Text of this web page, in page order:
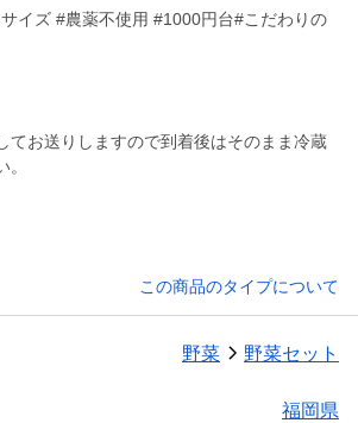
イズ #農薬不使用 #1000円台#こだわりの
てお送りしますので到着後はそのまま冷蔵
この商品のタイプについて
野菜 野菜セット
福岡県